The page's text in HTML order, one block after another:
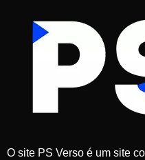
O site PS Verso é um site